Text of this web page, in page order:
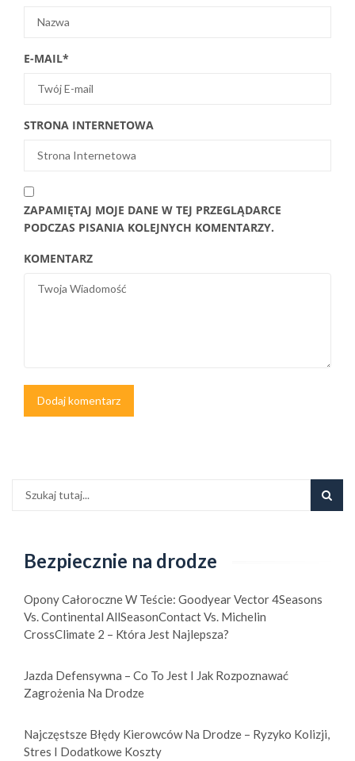
E-MAIL*
STRONA INTERNETOWA
ZAPAMIĘTAJ MOJE DANE W TEJ PRZEGLĄDARCE
PODCZAS PISANIA KOLEJNYCH KOMENTARZY.
KOMENTARZ
Bezpiecznie na drodze
Opony Całoroczne W Teście: Goodyear Vector 4Seasons
Vs. Continental AllSeasonContact Vs. Michelin
CrossClimate 2 – Która Jest Najlepsza?
Jazda Defensywna – Co To Jest I Jak Rozpoznawać
Zagrożenia Na Drodze
Najczęstsze Błędy Kierowców Na Drodze – Ryzyko Kolizji,
Stres I Dodatkowe Koszty